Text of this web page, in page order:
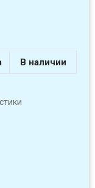
В наличии